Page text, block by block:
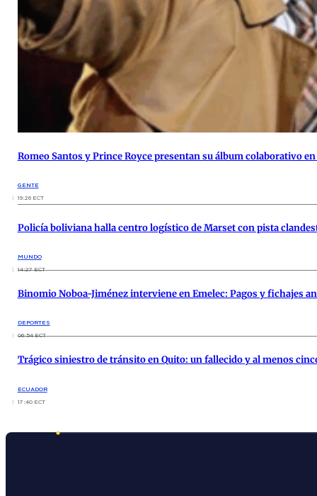
Romeo Santos y Prince Royce presentan su álbum colaborativo
GENTE
19:26 ECT
Policía boliviana halla centro logístico de Marset con pista
MUNDO
14:27 ECT
Binomio Noboa-Jiménez interviene en Emelec: Pagos y fichajes
DEPORTES
06:54 ECT
Trágico siniestro de tránsito en Quito: un fallecido y al menos
ECUADOR
17:40 ECT